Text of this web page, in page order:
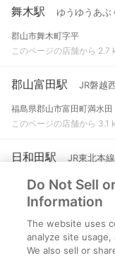
舞木駅 ゆうゆうあぶ
郡山市舞木町字平
このページの店舗から 2.7
郡山富田駅 JR磐越
福島県郡山市富田町満水田
このページの店舗から 3.1
日和田駅 JR東北本
郡山市日和田町字小堰
このページの店舗から 3.4
喜久田駅 JR磐越西
郡山市喜久田町堀之内字椚
Do Not Sell
Information
The website uses
analyze site
We also sell or